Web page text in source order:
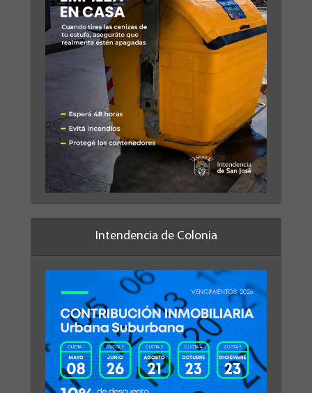
Intendencia de Colonia